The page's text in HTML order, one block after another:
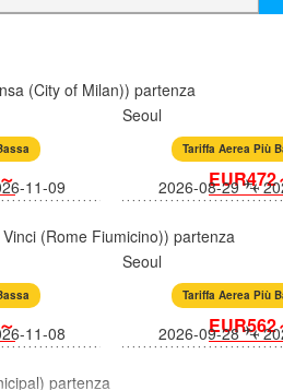
(City of Milan)) partenza
11-09
Seoul
Tariffa Aerea Più
EUR472
2026-08-29
(Rome Fiumicino)) partenza
11-08
Seoul
Tariffa Aerea Più
EUR562
2026-09-28
partenza